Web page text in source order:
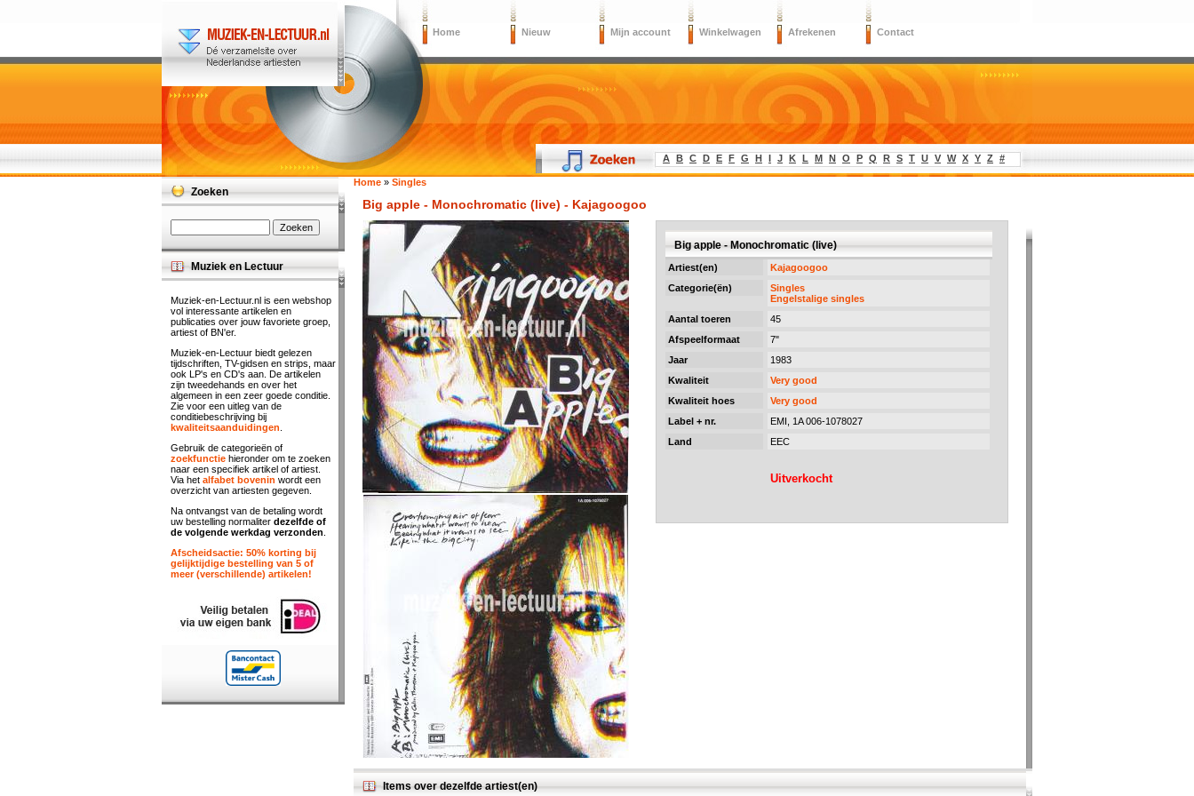
Home Nieuw Mijn account Winkelwagen Afrekenen Contact
A B C D E F G H I J K L M N O P Q R S T U V W X Y Z #
Home » Singles
Big apple - Monochromatic (live) - Kajagoogoo
Big apple - Monochromatic (live)
Artiest(en)
Kajagoogoo
Categorie(ën)
Singles
Engelstalige singles
Aantal toeren
45
Afspeelformaat
7"
Jaar
1983
Kwaliteit
Very good
Kwaliteit hoes
Very good
Label + nr.
EMI, 1A 006-1078027
Land
EEC
Uitverkocht
Items over dezelfde artiest(en)
Zoeken
Muziek en Lectuur
Muziek-en-Lectuur.nl is een webshop
vol interessante artikelen en
publicaties over jouw favoriete groep,
artiest of BN'er.
Muziek-en-Lectuur biedt gelezen
tijdschriften, TV-gidsen en strips, maar
ook LP's en CD's aan. De artikelen
zijn tweedehands en over het
algemeen in een zeer goede conditie.
Zie voor een uitleg van de
conditiebeschrijving bij
kwaliteitsaanduidingen
Gebruik de categorieën of
zoekfunctie hieronder om te zoeken
naar een specifiek artikel of artiest.
Via het alfabet bovenin wordt een
overzicht van artiesten gegeven.
Na ontvangst van de betaling wordt
uw bestelling normaliter dezelfde of
de volgende werkdag verzonden
Afscheidsactie: 50% korting bij
gelijktijdige bestelling van 5 of
meer (verschillende) artikelen!